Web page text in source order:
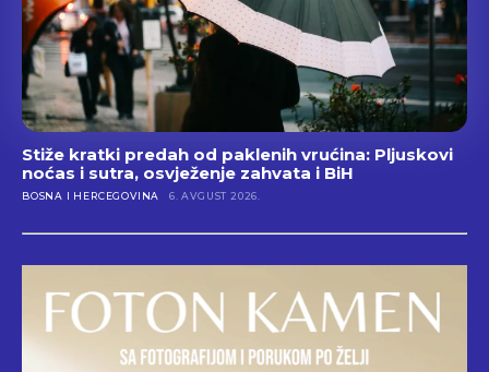
Stiže kratki predah od paklenih vrućina: Pljuskovi
noćas i sutra, osvježenje zahvata i BiH
BOSNA I HERCEGOVINA 6. AVGUST 2026.